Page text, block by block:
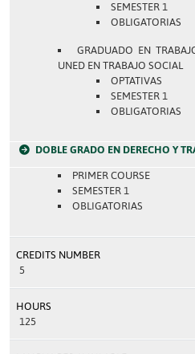
SEMESTER 1
OBLIGATORIAS
GRADUADO EN
UNED EN TRABAJO SOCIAL
OPTATIVAS
SEMESTER 1
OBLIGATORIAS
DOBLE GRADO EN DERECHO Y
PRIMER COURSE
SEMESTER 1
OBLIGATORIAS
CREDITS NUMBER
5
HOURS
125